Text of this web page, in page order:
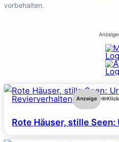
vorbehalten.
Revierverhalten Anzeige
Rote Häuser, stille Seen: